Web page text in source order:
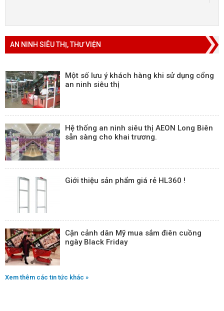
AN NINH SIÊU THỊ, THƯ VIỆN
Một số lưu ý khách hàng khi sử dụng cổng
an ninh siêu thị
Hệ thống an ninh siêu thị AEON Long Biên
sẵn sàng cho khai trương.
Giới thiệu sản phẩm giá rẻ HL360 !
Cận cảnh dân Mỹ mua sắm điên cuồng
ngày Black Friday
Xem thêm các tin tức khác »